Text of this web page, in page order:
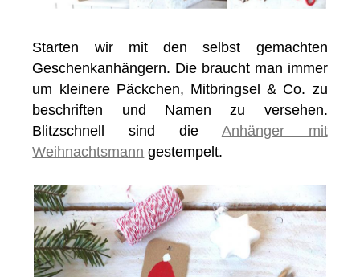
Starten wir mit den selbst gemachten
Geschenkanhängern. Die braucht man immer
um kleinere Päckchen, Mitbringsel & Co. zu
beschriften und Namen zu versehen.
Blitzschnell sind die Anhänger mit
Weihnachtsmann gestempelt.